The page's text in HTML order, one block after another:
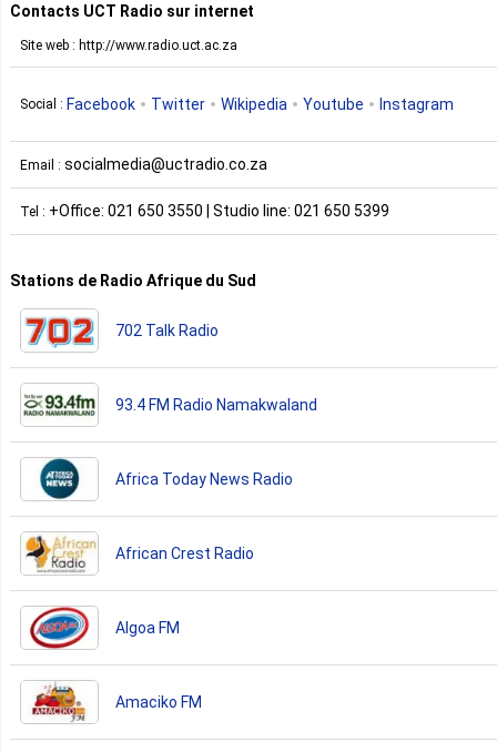
Contacts UCT Radio sur internet
Site web : http://www.radio.uct.ac.za
Social : Facebook Twitter Wikipedia Youtube Instagram
Email : socialmedia@uctradio.co.za
Tel : +Office: 021 650 3550 | Studio line: 021 650 5399
Stations de Radio Afrique du Sud
702 Talk Radio
93.4 FM Radio Namakwaland
Africa Today News Radio
African Crest Radio
Algoa FM
Amaciko FM